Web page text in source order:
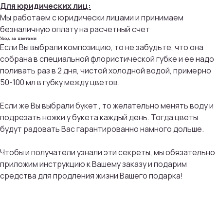
Для юридических лиц:
Мы работаем с юридически лицами и принимаем
безналичную оплату на расчетный счет
Уход за цветами
Если Вы выбрали композицию, то не забудьте, что она
собрана в специальной флористической губке и ее надо
поливать раз в 2 дня, чистой холодной водой, примерно
50-100 мл в губку между цветов.
Если же Вы выбрали букет , то желательно менять воду и
подрезать ножки у букета каждый день. Тогда цветы
будут радовать Вас гарантированно намного дольше.
Чтобы и получатели узнали эти секреты, мы обязательно
приложим инструкцию к Вашему заказу и подарим
средства для продления жизни Вашего подарка!
Мы тщательно подбираем композиции под
сезон, настроение и тренды флористики
Присоединяйтесь к
бонусной программе
И получайте кэшбек с каждой
покупки